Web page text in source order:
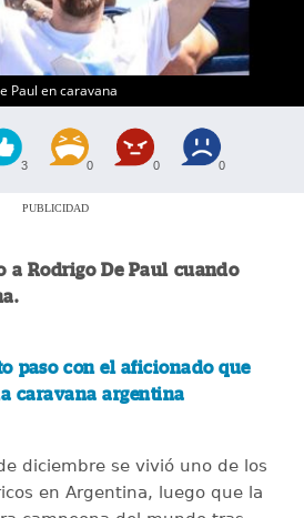
Paul en caravana
3 0 0 0
PUBLICIDAD
a Rodrigo De Paul cuando
paso con el aficionado que
caravana argentina
diciembre se vivió uno de los
en Argentina, luego que la